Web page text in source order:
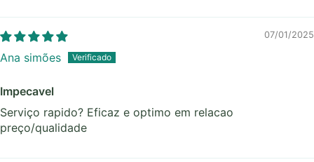
07/01/2025
Ana simões
Impecavel
Serviço rapido? Eficaz e optimo em relacao
preço/qualidade